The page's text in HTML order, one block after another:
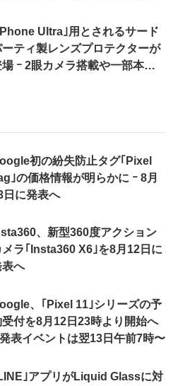
Ultra｣用とされるサード
ティ製レンズプロテクターが
ｰ 2眼カメラ搭載や一部本体
初の紛失防止タグ｢Pixel
｣の価格情報が明らかに ｰ 8月
日に発表へ
、新型360度アクション
メラ｢Insta360 X6｣を8月12日に
へ
、｢Pixel 11｣シリーズの予
受付を8月12日23時より開始へ
表イベントは翌13日午前7時〜
｣アプリがLiquid Glassに対